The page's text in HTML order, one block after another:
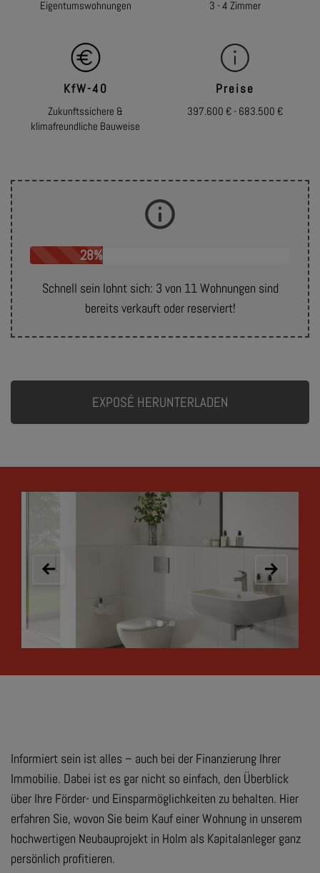
Eigentumswohnungen
3 - 4 Zimmer
KfW-40
Zukunftssichere &
klimafreundliche Bauweise
Preise
397.600 € - 683.500 €
28%
Schnell sein lohnt sich: 3 von 11 Wohnungen sind
bereits verkauft oder reserviert!
EXPOSÉ HERUNTERLADEN
Informiert sein ist alles – auch bei der Finanzierung Ihrer
Immobilie. Dabei ist es gar nicht so einfach, den Überblick
über Ihre Förder- und Einsparmöglichkeiten zu behalten. Hier
erfahren Sie, wovon Sie beim Kauf einer Wohnung in unserem
hochwertigen Neubauprojekt in Holm als Kapitalanleger ganz
persönlich profitieren.